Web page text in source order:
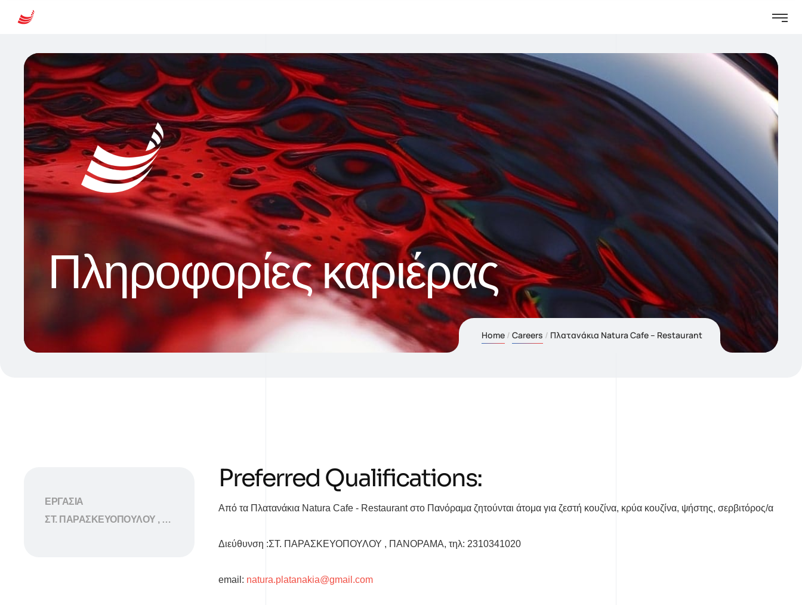
Πληροφορίες καριέρας
Home Careers Πλατανάκια Natura Cafe – Restaurant
Preferred Qualifications:
Από τα Πλατανάκια Natura Cafe - Restaurant στο Πανόραμα ζητούνται άτομα για ζεστή κουζίνα, κρύα κουζίνα, ψήστης, σερβιτόρος/α
Διεύθυνση :ΣΤ. ΠΑΡΑΣΚΕΥΟΠΟΥΛΟΥ , ΠΑΝΟΡΑΜΑ, τηλ: 2310341020
email: natura.platanakia@gmail.com
ΕΡΓΑΣΙΑ
ΣΤ. ΠΑΡΑΣΚΕΥΟΠΟΥΛΟΥ , ΠΑΝΟΡΑΜΑ